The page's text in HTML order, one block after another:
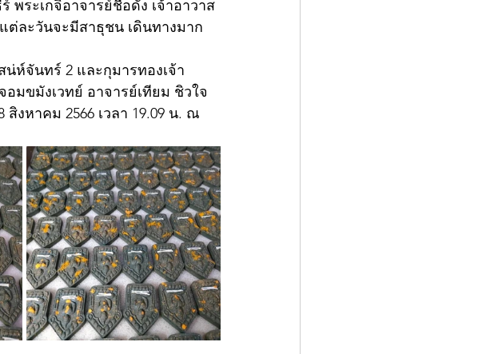
ระเกจิอาจารย์ชื่อดัง เจ้าอาวาส
ละวันจะมีสาธุชน เดินทางมาก
ห์จันทร์ 2 และกุมารทองเจ้า
มขมังเวทย์ อาจารย์เทียม ชิวใจ
งหาคม 2566 เวลา 19.09 น. ณ